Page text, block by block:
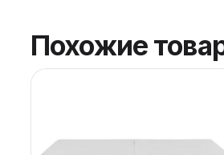
Похожие